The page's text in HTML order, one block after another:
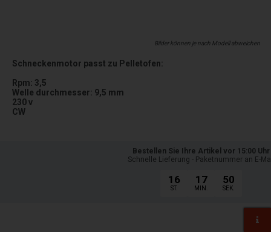
Bilder können je nach Modell abweichen
Schneckenmotor passt zu Pelletofen:
Rpm: 3,5
Welle durchmesser: 9,5 mm
230 v
CW
Bestellen Sie Ihre Artikel vor 15:00 Uhr
Schnelle Lieferung - Paketnummer an E-
16
ST.
17
MIN.
48
SEK.